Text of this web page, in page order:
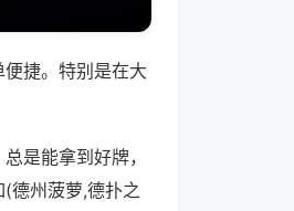
捷。特别是在大
是能拿到好牌，
德州菠萝,德扑之